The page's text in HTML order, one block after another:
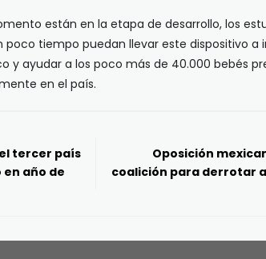
están en la etapa de desarrollo, los
poco tiempo puedan llevar este dispositivo a
y ayudar a los poco más de 40.000 bebés
en el país.
tercer país
año de
Oposición
coalición para derrotar